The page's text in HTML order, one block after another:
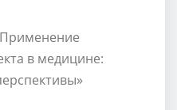
в медицине: